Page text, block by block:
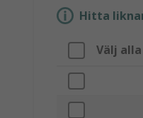
Hitta
Välj alla